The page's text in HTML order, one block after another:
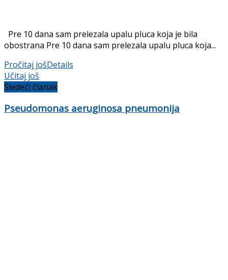
Pre 10 dana sam prelezala upalu pluca koja je bila
obostrana Pre 10 dana sam prelezala upalu pluca koja...
Pročitaj jošDetails
Učitaj još
Sledeći članak
Pseudomonas aeruginosa pneumonija